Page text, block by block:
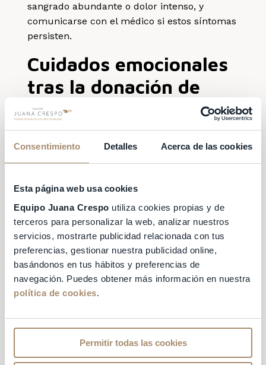
Consentimiento Detalles Acerca de las cookies
Esta página web usa cookies
Equipo Juana Crespo utiliza cookies propias y de
terceros para personalizar la web, analizar nuestros
servicios, mostrarte publicidad relacionada con tus
preferencias, gestionar nuestra publicidad online,
basándonos en tus hábitos y preferencias de
navegación. Puedes obtener más información en nuestra
política de cookies.
Permitir todas las cookies
sangrado abundante o dolor intenso, y
comunicarse con el médico si estos síntomas
persisten.
Cuidados emocionales
tras la donación de
óvulos
de los cuidados tras la donación de óvulos.
proceso emocionalmente intenso, ya que
además de los cambios hormonales, como
donante puedes experimentar sentimientos
de tristeza, ansiedad o incertidumbre.
Por lo tanto, es importante que te
tomes el
tiempo necesario para cuidar de tu salud
emocionaly buscar apoyo si es necesario.
después de la donación de óvulos es hablar
con un profesional de la salud mental, como
un terapeuta o consejero, que te pueda